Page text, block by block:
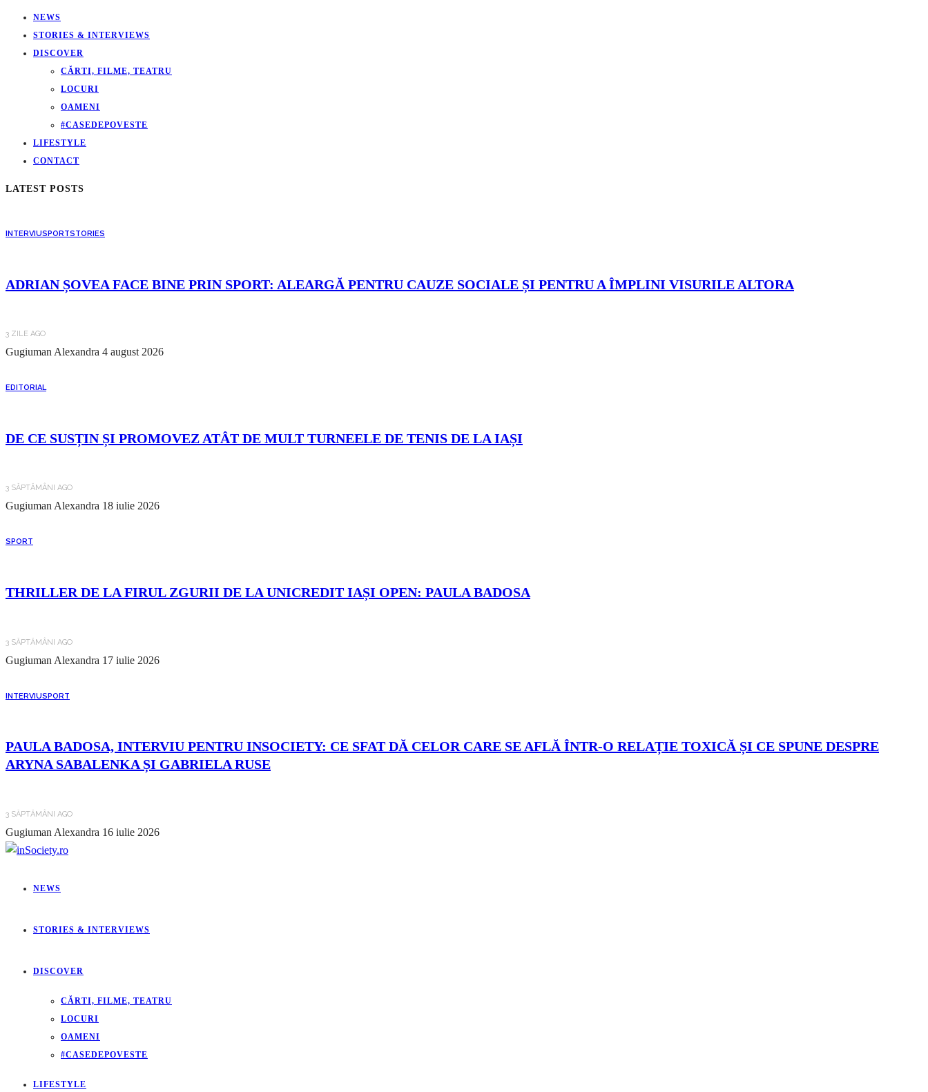
NEWS
STORIES & INTERVIEWS
DISCOVER
CĂRTI, FILME, TEATRU
LOCURI
OAMENI
#CASEDEPOVESTE
LIFESTYLE
CONTACT
LATEST POSTS
INTERVIUSPORTSTORIES
ADRIAN ȘOVEA FACE BINE PRIN SPORT: ALEARGĂ PENTRU CAUZE SOCIALE ȘI PENTRU A ÎMPLINI VISURILE ALTORA
3 ZILE AGO
Gugiuman Alexandra 4 august 2026
EDITORIAL
DE CE SUSȚIN ȘI PROMOVEZ ATÂT DE MULT TURNEELE DE TENIS DE LA IAȘI
3 SĂPTĂMÂNI AGO
Gugiuman Alexandra 18 iulie 2026
SPORT
THRILLER DE LA FIRUL ZGURII DE LA UNICREDIT IAȘI OPEN: PAULA BADOSA
3 SĂPTĂMÂNI AGO
Gugiuman Alexandra 17 iulie 2026
INTERVIUSPORT
PAULA BADOSA, INTERVIU PENTRU INSOCIETY: CE SFAT DĂ CELOR CARE SE AFLĂ ÎNTR-O RELAȚIE TOXICĂ ȘI CE SPUNE DESPRE
ARYNA SABALENKA ȘI GABRIELA RUSE
3 SĂPTĂMÂNI AGO
Gugiuman Alexandra 16 iulie 2026
NEWS
STORIES & INTERVIEWS
DISCOVER
CĂRTI, FILME, TEATRU
LOCURI
OAMENI
#CASEDEPOVESTE
LIFESTYLE